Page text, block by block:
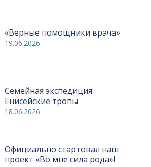
«Верные помощники врача»
19.06.2026
Семейная экспедиция:
Енисейские тропы
18.06.2026
Официально стартовал наш
проект «Во мне сила рода»!